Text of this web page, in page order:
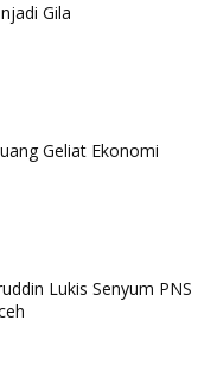
Gila
Geliat Ekonomi
Lukis Senyum PNS